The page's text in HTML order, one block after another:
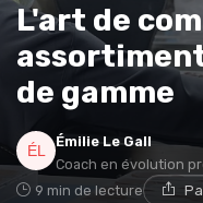
L'art de
de gamme
Émilie Le Gall
Coach en évolution
9 min de lecture